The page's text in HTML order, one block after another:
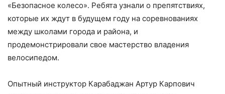
«Безопасное колесо». Ребята узнали о препятствиях,
которые их ждут в будущем году на соревнованиях
между школами города и района, и
продемонстрировали свое мастерство владения
велосипедом.
Опытный инструктор Карабаджан Артур Карпович